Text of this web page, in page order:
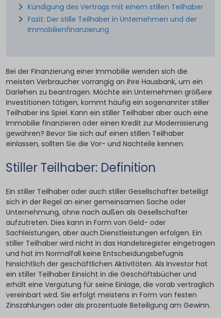
Kündigung des Vertrags mit einem stillen Teilhaber
Fazit: Der stille Teilhaber in Unternehmen und der
Immobilienfinanzierung
Bei der Finanzierung einer Immobilie wenden sich die
meisten Verbraucher vorrangig an ihre Hausbank, um ein
Darlehen zu beantragen. Möchte ein Unternehmen größere
Investitionen tätigen, kommt häufig ein sogenannter stiller
Teilhaber ins Spiel. Kann ein stiller Teilhaber aber auch eine
Immobilie finanzieren oder einen Kredit zur Modernisierung
gewähren? Bevor Sie sich auf einen stillen Teilhaber
einlassen, sollten Sie die Vor- und Nachteile kennen.
Stiller Teilhaber: Definition
Ein stiller Teilhaber oder auch stiller Gesellschafter beteiligt
sich in der Regel an einer gemeinsamen Sache oder
Unternehmung, ohne nach außen als Gesellschafter
aufzutreten. Dies kann in Form von Geld- oder
Sachleistungen, aber auch Dienstleistungen erfolgen. Ein
stiller Teilhaber wird nicht in das Handelsregister eingetragen
und hat im Normalfall keine Entscheidungsbefugnis
hinsichtlich der geschäftlichen Aktivitäten. Als Investor hat
ein stiller Teilhaber Einsicht in die Geschäftsbücher und
erhält eine Vergütung für seine Einlage, die vorab vertraglich
vereinbart wird. Sie erfolgt meistens in Form von festen
Zinszahlungen oder als prozentuale Beteiligung am Gewinn.